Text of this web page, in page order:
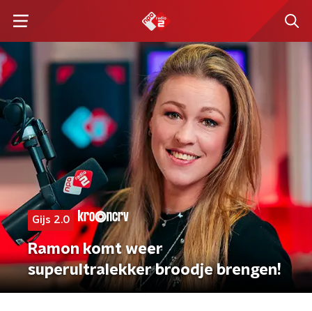
Gijs 2.0
Ramon komt weer
superultralekker broodje brengen!